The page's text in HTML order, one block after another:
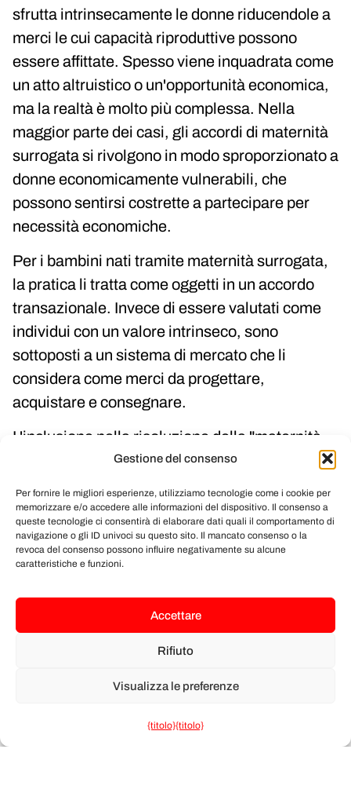
Gestione del consenso
Per fornire le migliori esperienze, utilizziamo tecnologie come i cookie per
memorizzare e/o accedere alle informazioni del dispositivo. Il consenso a
queste tecnologie ci consentirà di elaborare dati quali il comportamento di
navigazione o gli ID univoci su questo sito. Il mancato consenso o la
revoca del consenso possono influire negativamente su alcune
caratteristiche e funzioni.
Accettare
Rifiuto
Visualizza le preferenze
{titolo}{titolo}
sfrutta intrinsecamente le donne riducendole a
merci le cui capacità riproduttive possono
essere affittate. Spesso viene inquadrata come
un atto altruistico o un'opportunità economica,
ma la realtà è molto più complessa. Nella
maggior parte dei casi, gli accordi di maternità
surrogata si rivolgono in modo sproporzionato a
donne economicamente vulnerabili, che
possono sentirsi costrette a partecipare per
necessità economiche.
Per i bambini nati tramite maternità surrogata,
la pratica li tratta come oggetti in un accordo
transazionale. Invece di essere valutati come
individui con un valore intrinseco, sono
sottoposti a un sistema di mercato che li
considera come merci da progettare,
acquistare e consegnare.
L'inclusione nella risoluzione della "maternità
surrogata commerciale sfruttata" è
surrogata a questioni più ampie legate alla
tratta, come il lavoro forzato, la mercificazione
e la persistente domanda di pratiche di
la necessità di affrontare la maternità surrogata
come parte di una strategia globale per
combattere la tratta di esseri umani.
Il contesto più ampio: Affrontare